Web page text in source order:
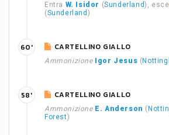
Entra W. Isidor (Sunderland), esce
(Sunderland )
CARTELLINO GIALLO
Ammonizione Igor Jesus (
60'
CARTELLINO GIALLO
Ammonizione E. Anderson (
Forest)
58'